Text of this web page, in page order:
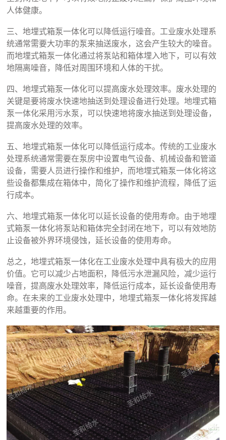
人体健康。
三、地埋式箱泵一体化可以降低运行噪音。工业废水处理系
统通常需要大功率的泵来抽送废水，这会产生较大的噪音。
而地埋式箱泵一体化通过将泵站和箱体埋入地下，可以有效
地隔离噪音，降低对周围环境和人体的干扰。
四、地埋式箱泵一体化可以提高废水处理效率。废水处理的
关键是要将废水快速地抽送到处理设备进行处理。地埋式箱
泵一体化采用污水泵，可以快速地将废水抽送到处理设备，
提高废水处理的效率。
五、地埋式箱泵一体化可以降低运行成本。传统的工业废水
处理系统通常需要在泵房中设置电气设备、机械设备和管道
设备，需要人员进行操作和维护，而地埋式箱泵一体化将这
些设备都集成在箱体中，简化了操作和维护流程，降低了运
行成本。
六、地埋式箱泵一体化可以延长设备的使用寿命。由于地埋
式箱泵一体化将泵站和箱体完全封闭在地下，可以有效地防
止设备被外界环境侵蚀，延长设备的使用寿命。
总之，地埋式箱泵一体化在工业废水处理中具有极大的应用
价值。它可以减少占地面积，降低污水泄漏风险，减少运行
噪音，提高废水处理效率，降低运行成本，延长设备使用寿
命。在未来的工业废水处理中，地埋式箱泵一体化将发挥越
来越重要的作用。